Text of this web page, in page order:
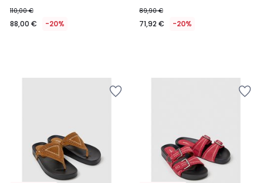
110,00 €
88,00 € -20%
89,90 €
71,92 € -20%